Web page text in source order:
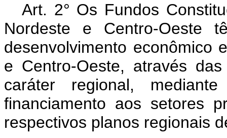
Art. 2° Os Fundos
Nordeste e Centro-Oeste
desenvolvimento econômico
e Centro-Oeste, através
caráter regional,
financiamento aos setores
respectivos planos regionais